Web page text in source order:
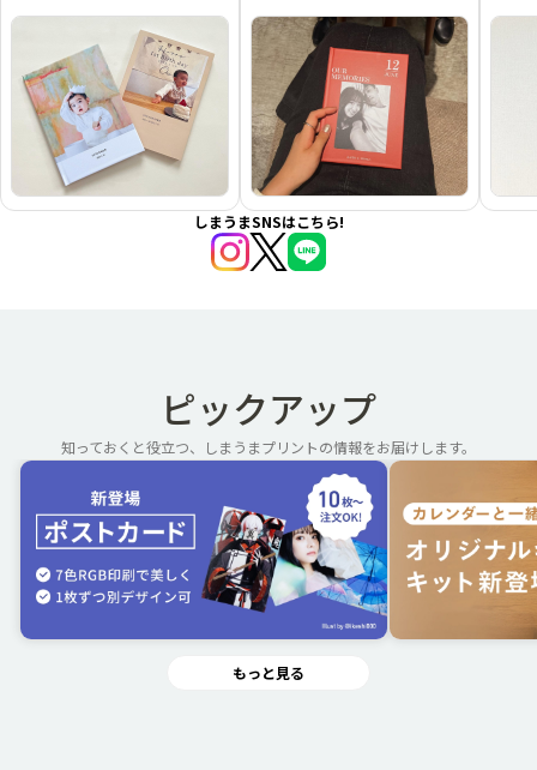
しまうまSNSはこちら!
ピックアップ
知っておくと役立つ、しまうまプリントの情報をお届けします。
もっと見る